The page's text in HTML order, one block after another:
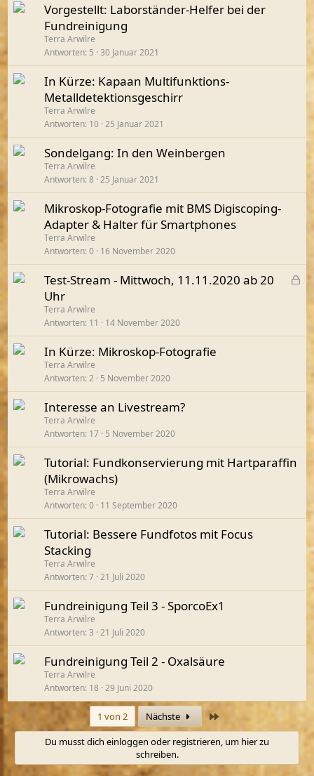
Vorgestellt: Laborständer-Helfer bei der
Fundreinigung
Terra Arwilre
Antworten 5 30 Januar 2021
In Kürze: Kapaan Multifunktions-
Metalldetektionsgeschirr
Terra Arwilre
Antworten 10 25 Januar 2021
Sondelgang: In den Weinbergen
Terra Arwilre
Antworten 8 25 Januar 2021
Mikroskop-Fotografie mit BMS Digiscoping-
Adapter & Halter für Smartphones
Terra Arwilre
Antworten 0 16 November 2020
G
e
Test-Stream - Mittwoch, 11.11.2020 ab 20
Uhr
Terra Arwilre
Antworten 11 14 November 2020
In Kürze: Mikroskop-Fotografie
Terra Arwilre
Antworten 2 5 November 2020
Interesse an Livestream?
Terra Arwilre
Antworten 17 5 November 2020
Tutorial: Fundkonservierung mit Hartparaffin
(Mikrowachs)
Terra Arwilre
Antworten 0 11 September 2020
Tutorial: Bessere Fundfotos mit Focus
Stacking
Terra Arwilre
Antworten 7 21 Juli 2020
Fundreinigung Teil 3 - SporcoEx1
Terra Arwilre
Antworten 3 21 Juli 2020
Fundreinigung Teil 2 - Oxalsäure
Terra Arwilre
Antworten 18 29 Juni 2020
1 von 2 Nächste
Du musst dich einloggen oder registrieren, um hier zu
schreiben.